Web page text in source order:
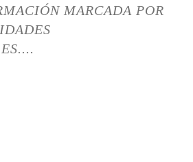
MARCADA POR